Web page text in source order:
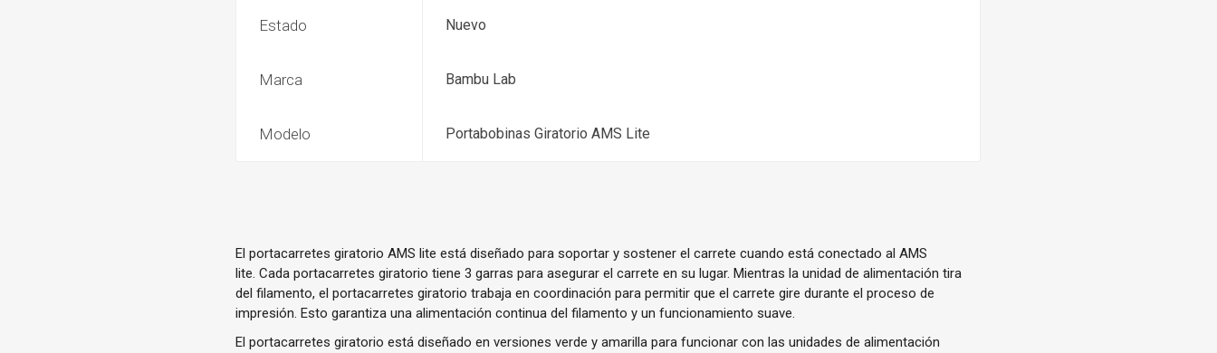
Estado Nuevo
Marca Bambu Lab
Modelo Portabobinas Giratorio AMS Lite
El portacarretes giratorio AMS lite está diseñado para soportar y sostener el carrete cuando está conectado al AMS
lite. Cada portacarretes giratorio tiene 3 garras para asegurar el carrete en su lugar. Mientras la unidad de alimentación tira
del filamento, el portacarretes giratorio trabaja en coordinación para permitir que el carrete gire durante el proceso de
impresión. Esto garantiza una alimentación continua del filamento y un funcionamiento suave.
El portacarretes giratorio está diseñado en versiones verde y amarilla para funcionar con las unidades de alimentación